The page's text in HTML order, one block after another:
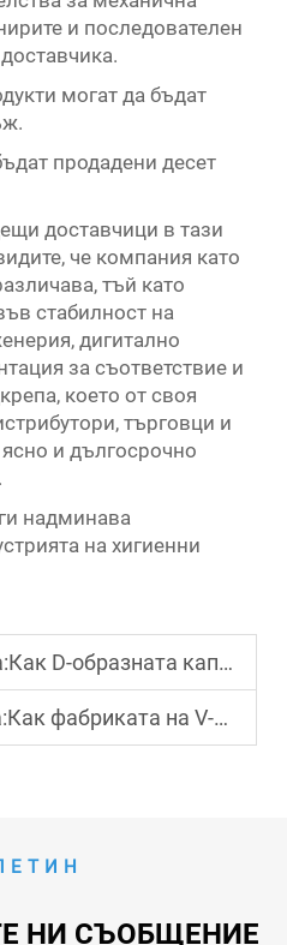
и последователен
могат да бъдат
продадени десет
доставчици в тази
че компания като
тъй като
стабилност на
дигитално
за съответствие и
което от своя
търговци и
и дългосрочно
надминава
на хигиенни
Как D-образната капак-седалка за тоалетна подобрява удобството и съвременната ванна баня естетика?
Как фабриката на V-образна седалка за тоалетна може да осигури прецизно прилягане и стабилност за търговско и домашно използване?
НИ СЪОБЩЕНИЕ